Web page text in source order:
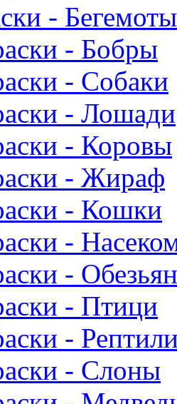
- Бегемоты
- Бобры
- Собаки
- Лошади
- Коровы
- Жираф
- Кошки
-
-
- Птици
-
- Слоны